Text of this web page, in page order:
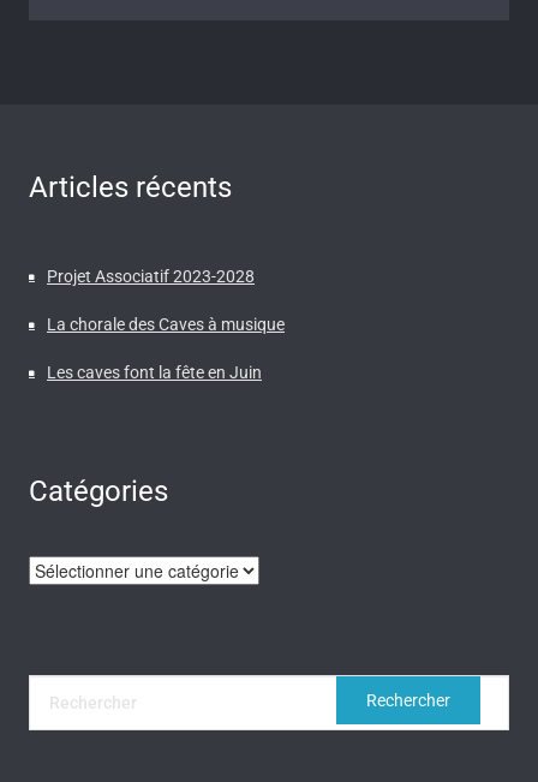
Articles récents
Projet Associatif 2023-2028
La chorale des Caves à musique
Les caves font la fête en Juin
Catégories
Catégories